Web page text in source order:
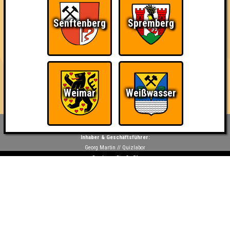
des Wissens"! Wenn vorher angekündigt auch mit wechselnden
Extrapreisen.
🎖 Die punktbesten Teams der aktuellen Runde erhalten zur
Belohnung einen Schnaps pro Nase.
🥉 Ein zufällig gewähltes Team zwischen Platz 2 und dem
vorletzten Platz erhält den sogenannten "Mittelmäßigkeits-
Preis" - eine sorgfältig ausgewählte Flasche Schnaps!
Inhaber & Geschäftsführer:
Georg Martin // Quizlabor
Sandower Straße 56
Senftenberg Spremberg
Weimar Weißwasser